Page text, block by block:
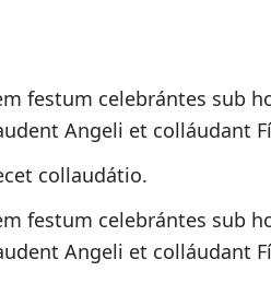
festum celebrántes sub
Angeli et colláudant
collaudátio.
festum celebrántes sub
Angeli et colláudant